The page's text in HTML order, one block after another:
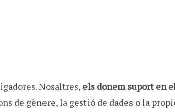
Nosaltres, els donem suport en
de gènere, la gestió de dades o la